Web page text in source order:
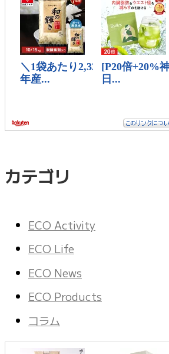
カテゴリ
ECO Activity
ECO Life
ECO News
ECO Products
コラム